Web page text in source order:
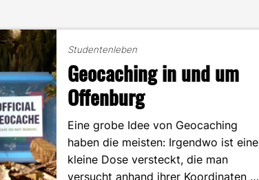
Studentenleben
Geocaching in und um
Offenburg
Eine grobe Idee von Geocaching
haben die meisten: Irgendwo ist eine
kleine Dose versteckt, die man
versucht anhand ihrer Koordinaten …